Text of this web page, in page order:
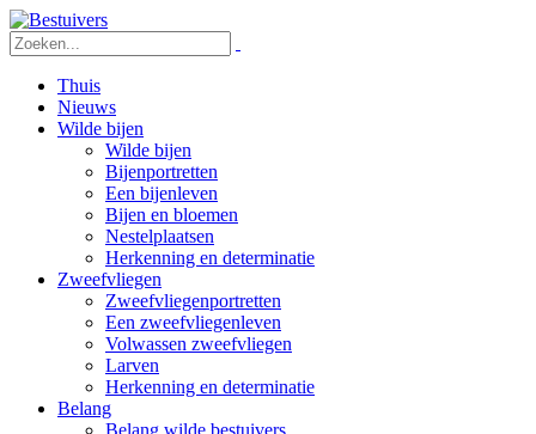
Thuis
Nieuws
Wilde bijen
Wilde bijen
Bijenportretten
Een bijenleven
Bijen en bloemen
Nestelplaatsen
Herkenning en determinatie
Zweefvliegen
Zweefvliegenportretten
Een zweefvliegenleven
Volwassen zweefvliegen
Larven
Herkenning en determinatie
Belang
Belang wilde bestuivers